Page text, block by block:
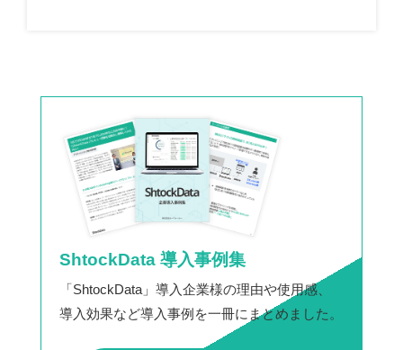
ShtockData 導入事例集
「ShtockData」導入企業様の理由や使用感、
導入効果など導入事例を一冊にまとめました。